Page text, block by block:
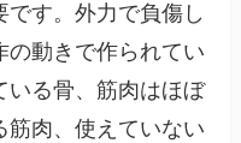
す。外力で負傷し
の動きで作られてい
いる骨、筋肉はほぼ
筋肉、使えていない